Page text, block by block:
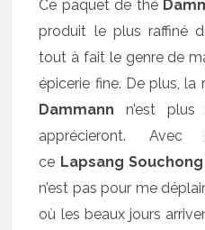
Ce paquet de thé
produit le plus raffiné
tout à fait le genre de
épicerie fine. De plus,
Dammann n’est
apprécieront.
ce Lapsang Souchong
n’est pas pour me
où les beaux jours